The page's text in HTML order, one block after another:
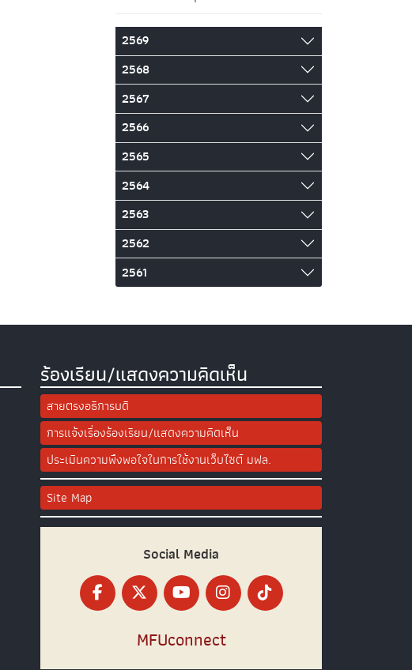
2569
2568
2567
2566
2565
2564
2563
2562
2561
ร้องเรียน/แสดงความคิดเห็น
สายตรงอธิการบดี
การแจ้งเรื่องร้องเรียน/แสดงความคิดเห็น
ประเมินความพึงพอใจในการใช้งานเว็บไซต์ มฟล.
Site Map
Social Media
MFUconnect